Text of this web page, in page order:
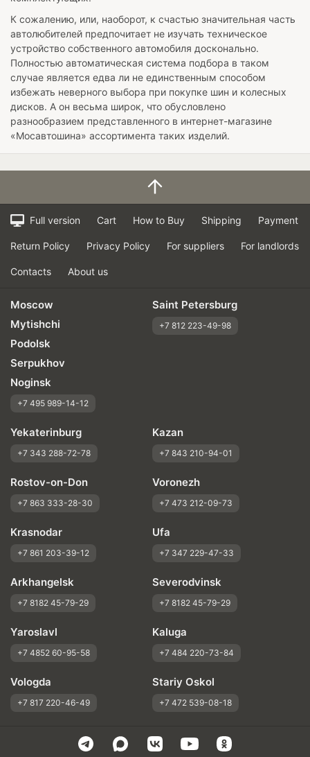
К сожалению, или, наоборот, к счастью значительная часть
автолюбителей предпочитает не изучать техническое
устройство собственного автомобиля досконально.
Полностью автоматическая система подбора в таком
случае является едва ли не единственным способом
избежать неверного выбора при покупке шин и колесных
дисков. А он весьма широк, что обусловлено
разнообразием представленного в интернет-магазине
«Мосавтошина» ассортимента таких изделий.
Full version Cart How to Buy Shipping Payment
Return Policy Privacy Policy For suppliers For landlords
Contacts About us
Moscow
Mytishchi
Podolsk
Serpukhov
Noginsk
+7 495 989-14-12
Saint Petersburg
+7 812 223-49-98
Yekaterinburg
+7 343 288-72-78
Kazan
+7 843 210-94-01
Rostov-on-Don
+7 863 333-28-30
Voronezh
+7 473 212-09-73
Krasnodar
+7 861 203-39-12
Ufa
+7 347 229-47-33
Arkhangelsk
+7 8182 45-79-29
Severodvinsk
+7 8182 45-79-29
Yaroslavl
+7 4852 60-95-58
Kaluga
+7 484 220-73-84
Vologda
+7 817 220-46-49
Stariy Oskol
+7 472 539-08-18